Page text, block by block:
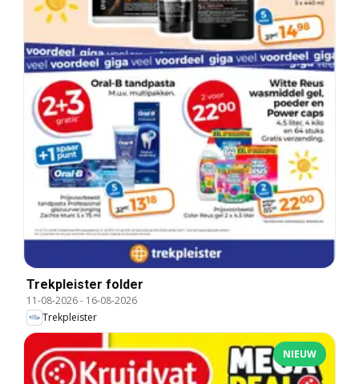
Trekpleister folder
11-08-2026- 16-08-2026
Trekpleister
NIEUW